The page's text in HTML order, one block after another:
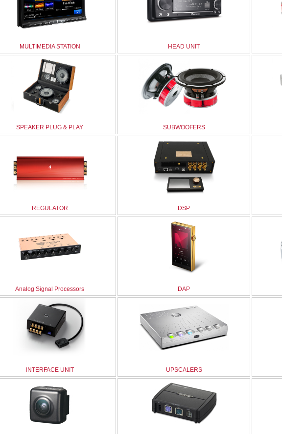
MULTIMEDIA STATION HEAD UNIT
SPEAKER PLUG & PLAY SUBWOOFERS
REGULATOR DSP
Analog Signal Processors DAP
INTERFACE UNIT UPSCALERS